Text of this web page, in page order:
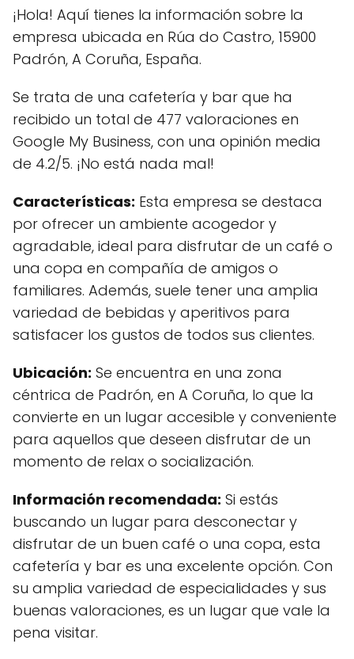
¡Hola! Aquí tienes la información sobre la
empresa ubicada en Rúa do Castro, 15900
Padrón, A Coruña, España.
Se trata de una cafetería y bar que ha
recibido un total de 477 valoraciones en
Google My Business, con una opinión media
de 4.2/5. ¡No está nada mal!
Características: Esta empresa se destaca
por ofrecer un ambiente acogedor y
agradable, ideal para disfrutar de un café o
una copa en compañía de amigos o
familiares. Además, suele tener una amplia
variedad de bebidas y aperitivos para
satisfacer los gustos de todos sus clientes.
Ubicación: Se encuentra en una zona
céntrica de Padrón, en A Coruña, lo que la
convierte en un lugar accesible y conveniente
para aquellos que deseen disfrutar de un
momento de relax o socialización.
Información recomendada: Si estás
buscando un lugar para desconectar y
disfrutar de un buen café o una copa, esta
cafetería y bar es una excelente opción. Con
su amplia variedad de especialidades y sus
buenas valoraciones, es un lugar que vale la
pena visitar.